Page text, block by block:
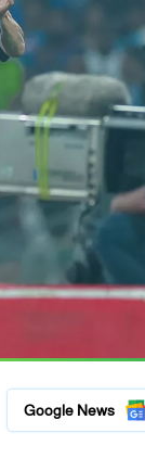
Google News